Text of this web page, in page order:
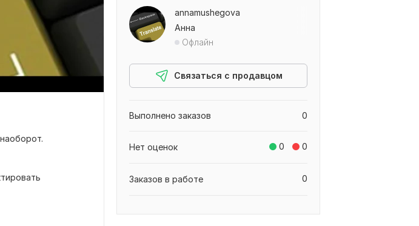
annamushegova
Анна
Офлайн
Связаться с продавцом
0
Выполнено заказов
0 0
Нет оценок
0
Заказов в работе